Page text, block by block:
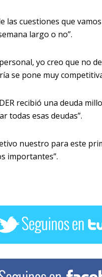
las cuestiones que
largo o no”.
yo creo que no
se pone muy
recibió una deuda
todas esas deudas”.
nuestro para este
importantes”.